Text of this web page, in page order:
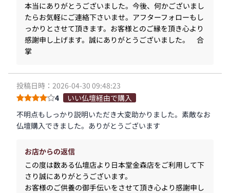
本当にありがとうございました。今後、何かございまし
たらお気軽にご連絡下さいませ。アフターフォローもし
っかりとさせて頂きます。お客様とのご縁を頂き心より
感謝申し上げます。誠にありがとうございました。 合
掌
投稿日時：2026-04-30 09:48:23
4
いい仏壇経由で購入
不明点もしっかり説明いただき大変助かりました。素敵なお
仏壇購入できました。ありがとうございます
お店からの返信
この度は数ある仏壇店より日本堂金森店をご利用して下
さり誠にありがとうございます。
お客様のご供養の御手伝いをさせて頂き心より感謝申し